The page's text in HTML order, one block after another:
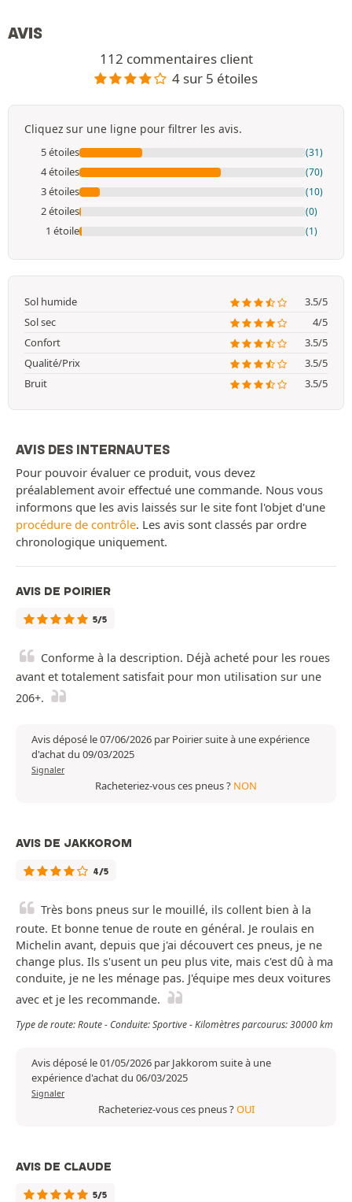
AVIS
112 commentaires client
4 sur 5 étoiles
Cliquez sur une ligne pour filtrer les avis.
5 étoiles (31)
4 étoiles (70)
3 étoiles (10)
2 étoiles (0)
1 étoile (1)
Sol humide
3.5/5
Sol sec
4/5
Confort
3.5/5
Qualité/Prix
3.5/5
Bruit
3.5/5
AVIS DES INTERNAUTES
Pour pouvoir évaluer ce produit, vous devez
préalablement avoir effectué une commande. Nous vous
informons que les avis laissés sur le site font l'objet d'une
procédure de contrôle. Les avis sont classés par ordre
chronologique uniquement.
AVIS DE POIRIER
5/5
Conforme à la description. Déjà acheté pour les roues
avant et totalement satisfait pour mon utilisation sur une
206+.
Avis déposé le 07/06/2026 par Poirier suite à une expérience
d'achat du 09/03/2025
Signaler
Racheteriez-vous ces pneus ? NON
AVIS DE JAKKOROM
4/5
Très bons pneus sur le mouillé, ils collent bien à la
route. Et bonne tenue de route en général. Je roulais en
Michelin avant, depuis que j'ai découvert ces pneus, je ne
change plus. Ils s'usent un peu plus vite, mais c'est dû à ma
conduite, je ne les ménage pas. J'équipe mes deux voitures
avec et je les recommande.
Type de route: Route - Conduite: Sportive - Kilomètres parcourus: 30000 km
Avis déposé le 01/05/2026 par Jakkorom suite à une
expérience d'achat du 06/03/2025
Signaler
Racheteriez-vous ces pneus ?OUI
AVIS DE CLAUDE
5/5